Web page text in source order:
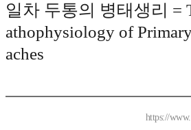
일차 두통의 병태생리 =
athophysiology of
aches
https://